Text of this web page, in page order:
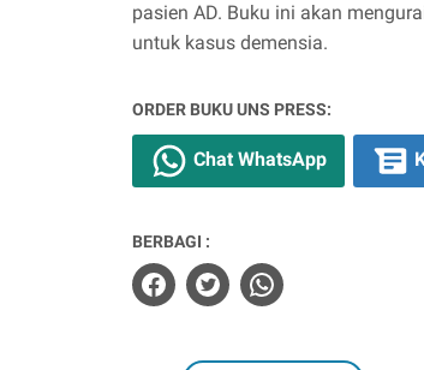
pasien AD. Buku ini akan
untuk kasus demensia.
ORDER BUKU UNS PRESS:
Chat WhatsApp
BERBAGI :